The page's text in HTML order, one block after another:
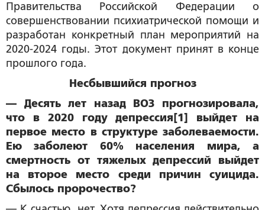
Правительства Российской Федерации о
совершенствовании психиатрической помощи и
разработан конкретный план мероприятий на
2020-2024 годы. Этот документ принят в конце
прошлого года.
Несбывшийся прогноз
— Десять лет назад ВОЗ прогнозировала,
что в 2020 году депрессия[1] выйдет на
первое место в структуре заболеваемости.
Ею заболеют 60% населения мира, а
смертность от тяжелых депрессий выйдет
на второе место среди причин суицида.
Сбылось пророчество?